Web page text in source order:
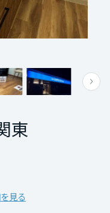
）
東
見る